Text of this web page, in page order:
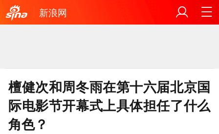
新浪网
檀健次和周冬雨在第十六届北京国
际电影节开幕式上具体担任了什么
角色？